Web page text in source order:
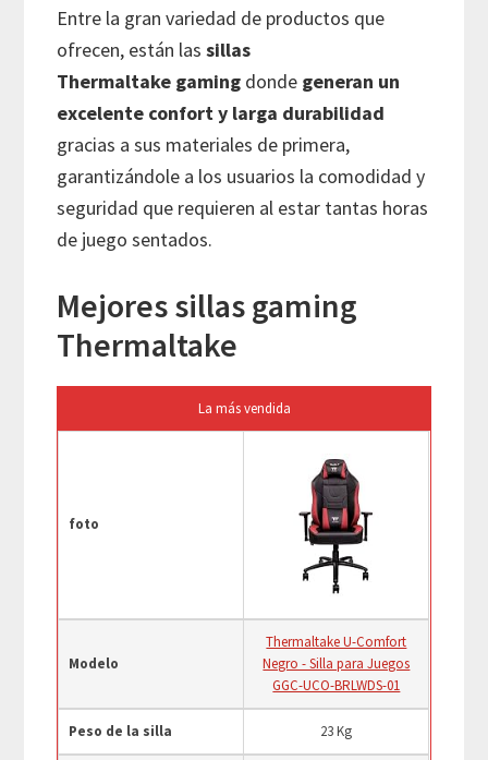
Entre la gran variedad de productos que
ofrecen, están lassillas
Thermaltake gaming donde generan un
excelente confort y larga durabilidad
gracias a sus materiales de primera,
garantizándole a los usuarios la comodidad y
seguridad que requieren al estar tantas horas
de juego sentados.
Mejores sillas gaming
Thermaltake
La más vendida
foto
Modelo
Thermaltake U-Comfort
Negro - Silla para Juegos
GGC-UCO-BRLWDS-01
Peso de la silla 23 Kg